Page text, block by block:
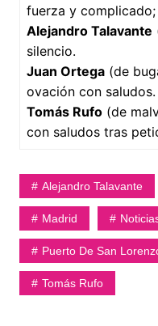
fuerza y complicado;
Alejandro Talavante
silencio.
Juan Ortega(de
ovación con saludos.
Tomás Rufo(de
con saludos tras
Alejandro Talavante
Madrid
Puerto De San
Tomás Rufo